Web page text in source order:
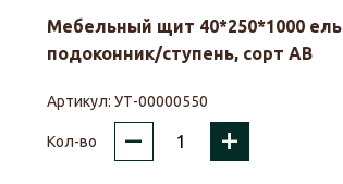
Мебельный щит 40*250*1000 ель
подоконник/ступень, сорт АВ
Артикул: УТ-00000550
Кол-во – +